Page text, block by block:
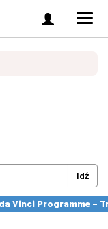
Zaloguj
się
Idź
Vinci Programme